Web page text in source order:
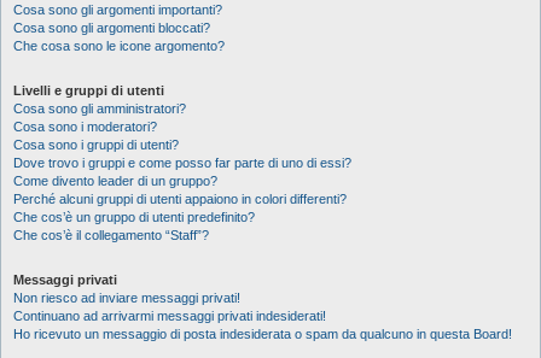
Cosa sono gli argomenti importanti?
Cosa sono gli argomenti bloccati?
Che cosa sono le icone argomento?
Livelli e gruppi di utenti
Cosa sono gli amministratori?
Cosa sono i moderatori?
Cosa sono i gruppi di utenti?
Dove trovo i gruppi e come posso far parte di uno di essi?
Come divento leader di un gruppo?
Perché alcuni gruppi di utenti appaiono in colori differenti?
Che cos’è un gruppo di utenti predefinito?
Che cos’è il collegamento “Staff”?
Messaggi privati
Non riesco ad inviare messaggi privati!
Continuano ad arrivarmi messaggi privati indesiderati!
Ho ricevuto un messaggio di posta indesiderata o spam da qualcuno in questa Board!